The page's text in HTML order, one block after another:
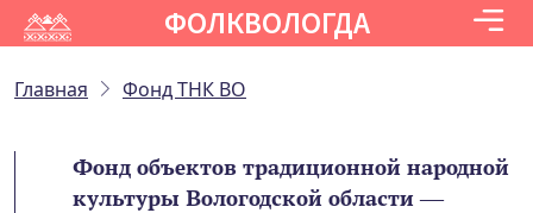
ФОЛКВОЛОГДА
Главная Фонд ТНК ВО
Фонд объектов традиционной народной
культуры Вологодской области—